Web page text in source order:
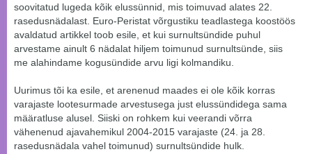
soovitatud lugeda kõik elussünnid, mis toimuvad alates 22.
rasedusnädalast. Euro-Peristat võrgustiku teadlastega koostöös
avaldatud artikkel toob esile, et kui surnultsündide puhul
arvestame ainult 6 nädalat hiljem toimunud surnultsünde, siis
me alahindame kogusündide arvu ligi kolmandiku.
Uurimus tõi ka esile, et arenenud maades ei ole kõik korras
varajaste lootesurmade arvestusega just elussündidega sama
määratluse alusel. Siiski on rohkem kui veerandi võrra
vähenenud ajavahemikul 2004-2015 varajaste (24. ja 28.
rasedusnädala vahel toimunud) surnultsündide hulk.